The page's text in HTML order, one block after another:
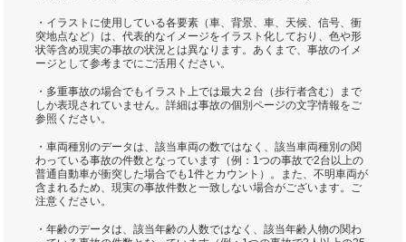
・イラストに使用している各要素（車、背景、車、天候、信号、衝
突地点など）は、代表的なイメージをイラスト化しており、色や形
状等含め現実の事故の状況とは異なります。あくまで、事故のイメ
ージとして参考までにご活用ください。
・多重事故の場合でもイラスト上では最大２台（歩行者含む）まで
しか表現されていません。詳細は事故の個別ページの文字情報をご
参照ください。
・車両種別のデータは、該当車両の数ではなく、該当車両種別の関
わっている事故の件数となっています（例：1つの事故で2台以上の
普通自動車が衝突した場合でも1件とカウント）。また、不明車両が
含まれるため、現実の事故件数と一致しない場合がございます。ご
注意ください。
・年齢のデータは、該当年齢の人数ではなく、該当年齢人物の関わ